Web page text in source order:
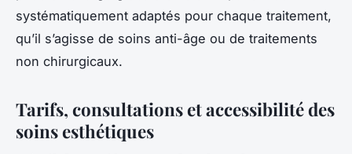
systématiquement adaptés pour chaque traitement,
qu’il s’agisse de soins anti-âge ou de traitements
non chirurgicaux.
Tarifs, consultations et accessibilité des
soins esthétiques